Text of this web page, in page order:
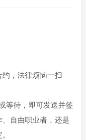
，法律烦恼一扫
等待，即可发送并签
自由职业者，还是